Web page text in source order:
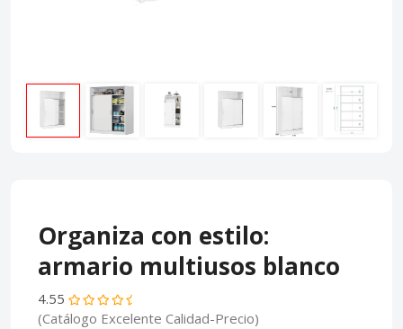
Organiza con estilo:
armario multiusos blanco
4.55
(Catálogo Excelente Calidad-Precio)